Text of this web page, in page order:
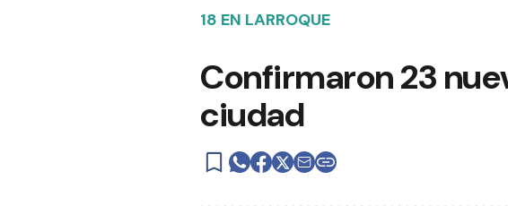
18 EN LARROQUE
Confirmaron 23
ciudad